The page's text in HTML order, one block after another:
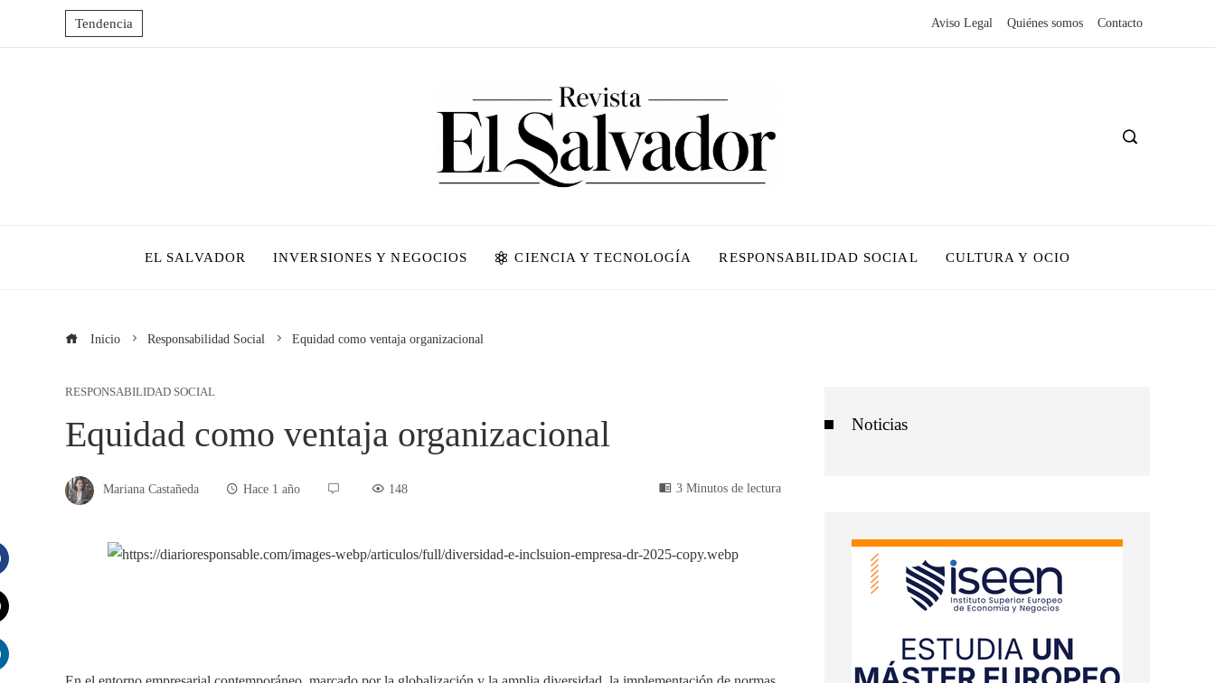
Tendencia Aviso Legal Quiénes somos Contacto
EL SALVADOR INVERSIONES Y NEGOCIOS CIENCIA Y TECNOLOGÍA RESPONSABILIDAD SOCIAL CULTURA Y OCIO
Inicio Responsabilidad Social Equidad como ventaja organizacional
RESPONSABILIDAD SOCIAL
Equidad como ventaja organizacional
Mariana Castañeda Hace 1 año 148 3 Minutos de lectura
Noticias